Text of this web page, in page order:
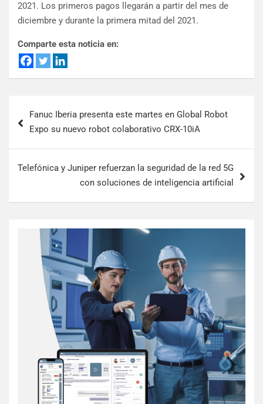
2021. Los primeros pagos llegarán a partir del mes de
diciembre y durante la primera mitad del 2021.
Comparte esta noticia en:
Fanuc Iberia presenta este martes en Global Robot
Expo su nuevo robot colaborativo CRX-10iA
Telefónica y Juniper refuerzan la seguridad de la red 5G
con soluciones de inteligencia artificial